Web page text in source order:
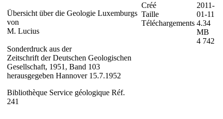
Übersicht über die Geologie Luxemburgs
von
M. Lucius
Sonderdruck aus der
Zeitschrift der Deutschen Geologischen
Gesellschaft, 1951, Band 103
herausgegeben Hannover 15.7.1952
Bibliothèque Service géologique Réf.
241
Créé
Taille
Téléchargements
2011-
01-11
4.34
MB
4 742